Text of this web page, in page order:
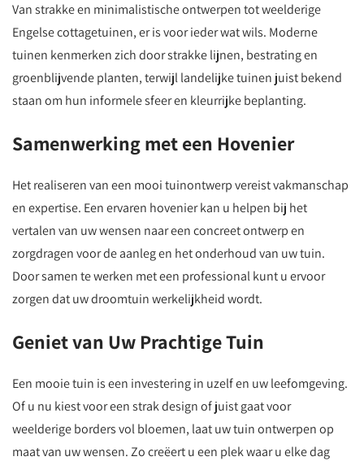
Van strakke en minimalistische ontwerpen tot weelderige
Engelse cottagetuinen, er is voor ieder wat wils. Moderne
tuinen kenmerken zich door strakke lijnen, bestrating en
groenblijvende planten, terwijl landelijke tuinen juist bekend
staan om hun informele sfeer en kleurrijke beplanting.
Samenwerking met een Hovenier
Het realiseren van een mooi tuinontwerp vereist vakmanschap
en expertise. Een ervaren hovenier kan u helpen bij het
vertalen van uw wensen naar een concreet ontwerp en
zorgdragen voor de aanleg en het onderhoud van uw tuin.
Door samen te werken met een professional kunt u ervoor
zorgen dat uw droomtuin werkelijkheid wordt.
Geniet van Uw Prachtige Tuin
Een mooie tuin is een investering in uzelf en uw leefomgeving.
Of u nu kiest voor een strak design of juist gaat voor
weelderige borders vol bloemen, laat uw tuin ontwerpen op
maat van uw wensen. Zo creëert u een plek waar u elke dag